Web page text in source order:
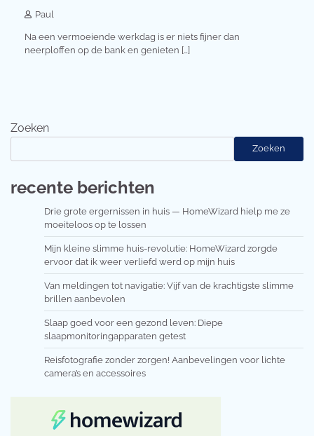
Paul
Na een vermoeiende werkdag is er niets fijner dan
neerploffen op de bank en genieten […]
Zoeken
Zoeken
recente berichten
Drie grote ergernissen in huis — HomeWizard hielp me ze
moeiteloos op te lossen
Mijn kleine slimme huis-revolutie: HomeWizard zorgde
ervoor dat ik weer verliefd werd op mijn huis
Van meldingen tot navigatie: Vijf van de krachtigste slimme
brillen aanbevolen
Slaap goed voor een gezond leven: Diepe
slaapmonitoringapparaten getest
Reisfotografie zonder zorgen! Aanbevelingen voor lichte
camera’s en accessoires